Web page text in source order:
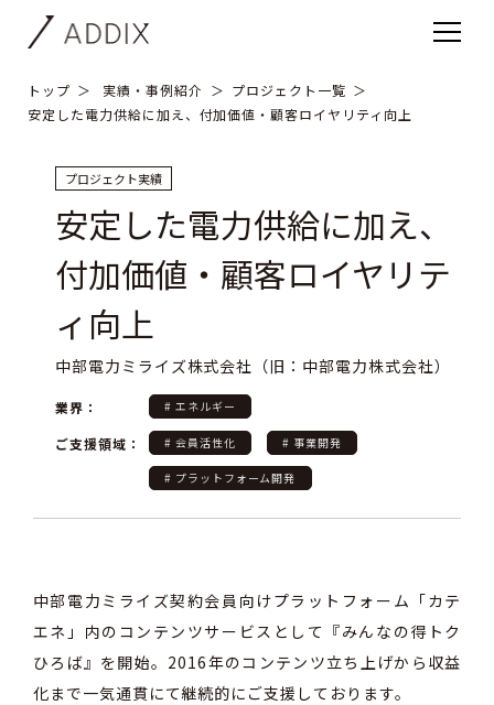
トップ 実績・事例紹介
プロジェクト一覧
安定した電力供給に加え、付加価値・顧客ロイヤリティ向上
プロジェクト実績
安定した電力供給に加え、
付加価値・顧客ロイヤリテ
ィ向上
中部電力ミライズ株式会社（旧：中部電力株式会社）
業界： # エネルギー
ご支援領域： # 会員活性化 # 事業開発
# プラットフォーム開発
中部電力ミライズ契約会員向けプラットフォーム「カテ
エネ」内のコンテンツサービスとして『みんなの得トク
ひろば』を開始。2016年のコンテンツ立ち上げから収益
化まで一気通貫にて継続的にご支援しております。